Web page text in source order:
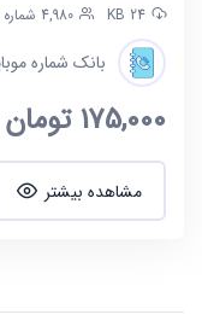
24 KB 4,980 شماره موبایل
بانک شماره
175,000تومان
مشاهده بیشتر